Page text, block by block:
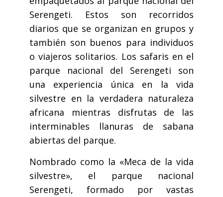
Serengeti. Estos son recorridos
diarios que se organizan en grupos y
también son buenos para individuos
o viajeros solitarios. Los safaris en el
parque nacional del Serengeti son
una experiencia única en la vida
silvestre en la verdadera naturaleza
africana mientras disfrutas de las
interminables llanuras de sabana
abiertas del parque.
Nombrado como la «Meca de la vida
silvestre», el parque nacional
Serengeti, formado por vastas